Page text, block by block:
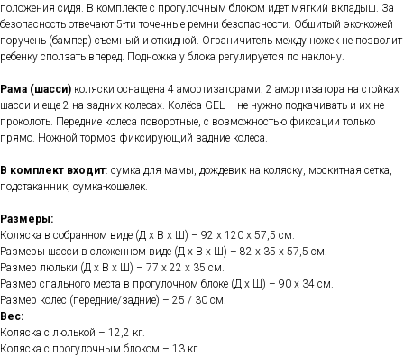
положения сидя. В комплекте с прогулочным блоком идет мягкий вкладыш. За
безопасность отвечают 5-ти точечные ремни безопасности. Обшитый эко-кожей
поручень (бампер) съемный и откидной. Ограничитель между ножек не позволит
ребенку сползать вперед. Подножка у блока регулируется по наклону.
Рама (шасси) коляски оснащена 4 амортизаторами: 2 амортизатора на стойках
шасси и еще 2 на задних колесах. Колёса GEL – не нужно подкачивать и их не
проколоть. Передние колеса поворотные, с возможностью фиксации только
прямо. Ножной тормоз фиксирующий задние колеса.
В комплект входит: сумка для мамы, дождевик на коляску, москитная сетка,
подстаканник, сумка-кошелек.
Размеры:
Коляска в собранном виде (Д х В х Ш) – 92 х 120 х 57,5 см.
Размеры шасси в сложенном виде (Д х В х Ш) – 82 х 35 х 57,5 см.
Размер люльки (Д х В х Ш) – 77 х 22 х 35 см.
Размер спального места в прогулочном блоке (Д х Ш) – 90 х 34 см.
Размер колес (передние/задние) – 25 / 30 см.
Вес:
Коляска с люлькой – 12,2 кг.
Коляска с прогулочным блоком – 13 кг.